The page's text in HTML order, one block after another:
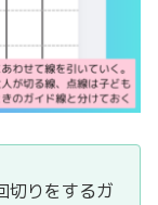
切りをするガ